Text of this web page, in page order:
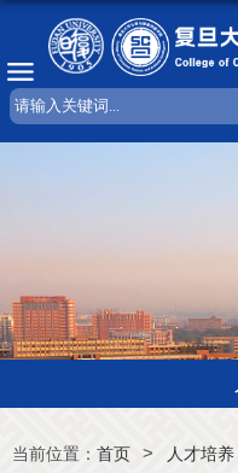
当前位置： 首页 > 人才培养